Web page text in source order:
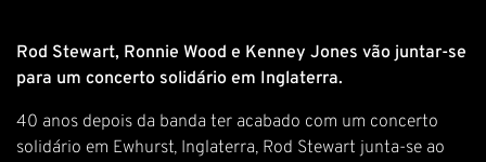
Rod Stewart, Ronnie Wood e Kenney Jones vão juntar-se
para um concerto solidário em Inglaterra.
40 anos depois da banda ter acabado com um concerto
solidário em Ewhurst, Inglaterra, Rod Stewart junta-se ao